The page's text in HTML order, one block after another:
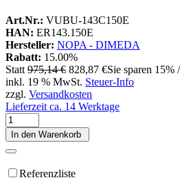
Art.Nr.: VUBU-143C150E
HAN: ER143.150E
Hersteller: NOPA - DIMEDA
Rabatt: 15.00%
Statt 975,14 € 828,87 €Sie sparen 15%
inkl. 19 % MwSt. Steuer-Info
zzgl. Versandkosten
Lieferzeit ca. 14 Werktage
In den Warenkorb
Referenzliste